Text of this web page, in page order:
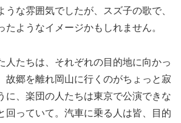
うな雰囲気でしたが、スズ子の歌で、
たようなイメージかもしれません。
人たちは、それぞれの目的地に向かっ
故郷を離れ岡山に行くのがちょっと寂
に、楽団の人たちは東京で公演できな
回っていて。汽車に乗る人は皆、目的